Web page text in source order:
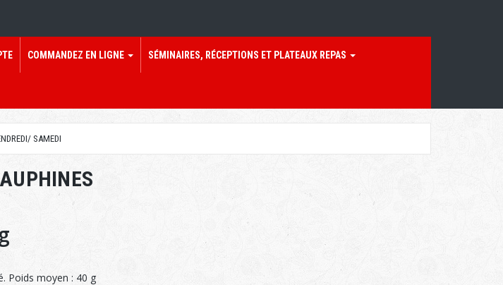
COMMANDEZ EN LIGNE SÉMINAIRES, RÉCEPTIONS ET PLATEAUX REPAS
SAMEDI
Poids moyen : 40 g